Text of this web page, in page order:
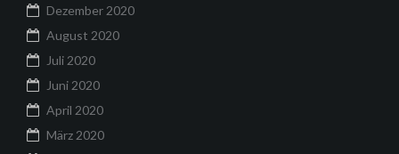
Dezember 2020
August 2020
Juli 2020
Juni 2020
April 2020
März 2020